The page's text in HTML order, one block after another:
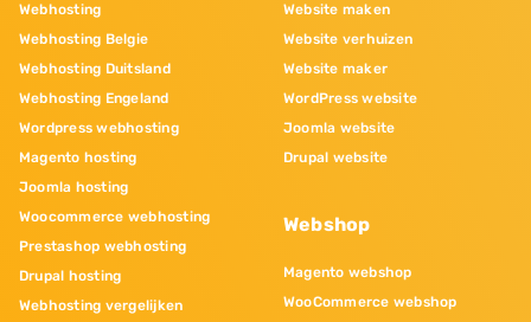
Webhosting
Webhosting Belgie
Webhosting Duitsland
Webhosting Engeland
Wordpress webhosting
Magento hosting
Joomla hosting
Woocommerce webhosting
Prestashop webhosting
Drupal hosting
Webhosting vergelijken
Website maken
Website verhuizen
Website maker
WordPress website
Joomla website
Drupal website
Webshop
Magento webshop
WooCommerce webshop